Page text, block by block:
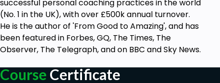
Présentation et gestion des objets
d'autorisations
Cas pratique résolution erreur d'autorisation
Les outils à connaitre
Comment vais-je apprendre ?
successful personal coaching practices in the world
(No. 1 in the UK), with over £500k annual turnover.
He is the author of 'From Good to Amazing', and has
been featured in Forbes, GQ, The Times, The
Observer, The Telegraph, and on BBC and Sky News.
Course Certificate